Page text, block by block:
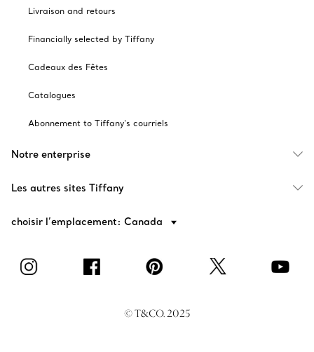
Livraison and retours
Financially selected by Tiffany
Cadeaux des Fêtes
Catalogues
Abonnement to Tiffany's courriels
Notre enterprise
Les autres sites Tiffany
choisir l’emplacement: Canada
© T&CO. 2025